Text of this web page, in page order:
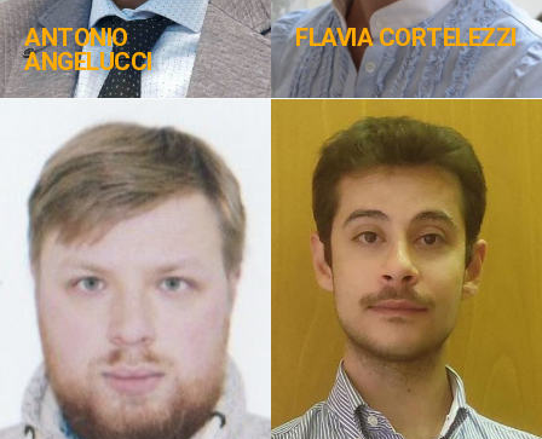
ANTONIO
ANGELUCCI
FLAVIA CORTELEZZI